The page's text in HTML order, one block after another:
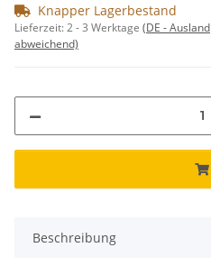
Knapper Lagerbestand
Lieferzeit:2 - 3 Werktage (DE - Ausland
abweichend)
Beschreibung